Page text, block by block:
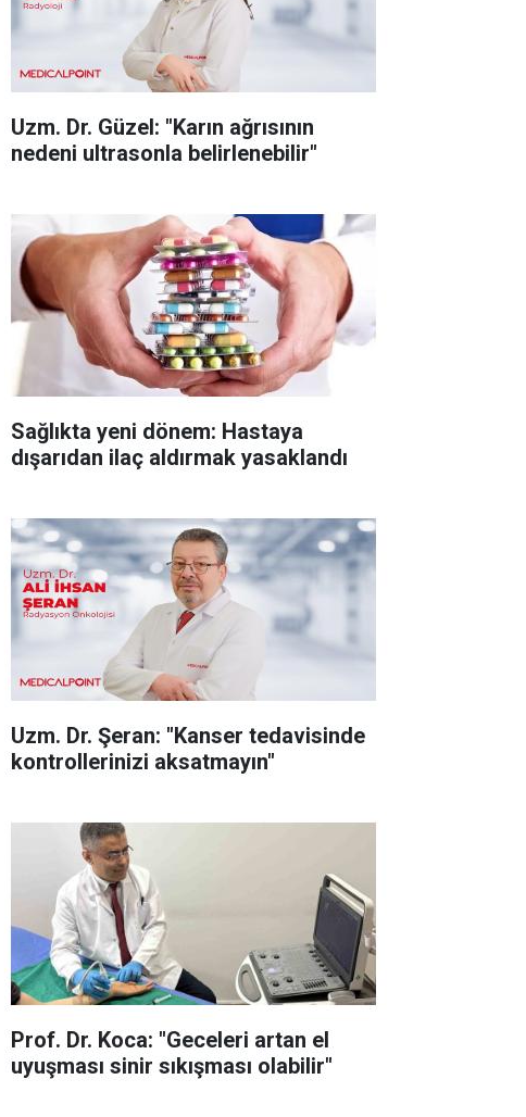
Uzm. Dr. Güzel: "Karın ağrısının
nedeni ultrasonla belirlenebilir"
Sağlıkta yeni dönem: Hastaya
dışarıdan ilaç aldırmak yasaklandı
Uzm. Dr. Şeran: "Kanser tedavisinde
kontrollerinizi aksatmayın"
Prof. Dr. Koca: "Geceleri artan el
uyuşması sinir sıkışması olabilir"